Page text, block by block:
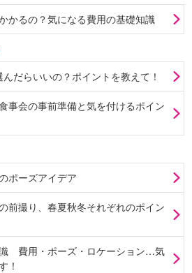
かるの？気になる費用の基礎知識
だらいいの？ポイントを教えて！
事会の事前準備と気を付けるポイン
ポーズアイデア
前撮り、春夏秋冬それぞれのポイン
費用・ポーズ・ロケーション…気
！